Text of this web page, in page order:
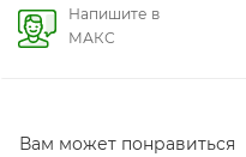
Напишите в
МАКС
Вам может понравиться